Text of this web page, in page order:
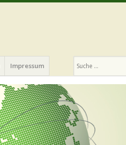
Impressum